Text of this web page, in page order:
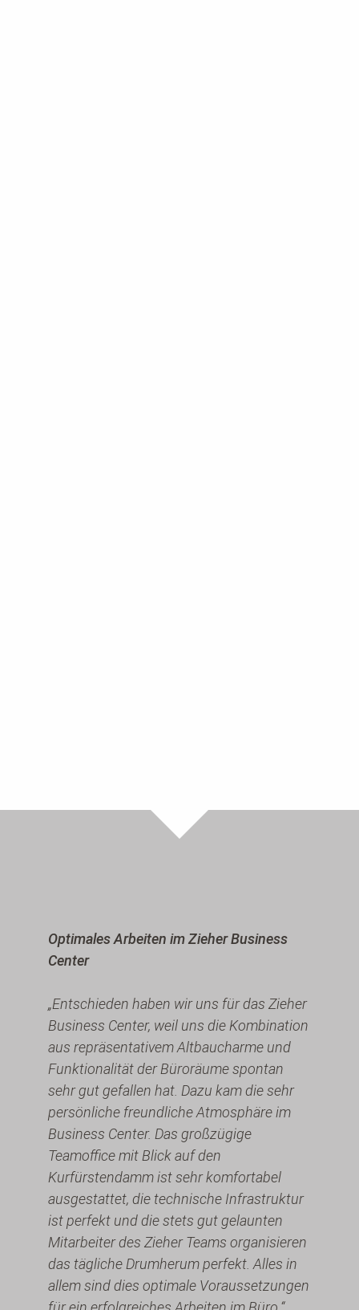
Optimales Arbeiten im Zieher Business
Center
„Entschieden haben wir uns für das Zieher
Business Center, weil uns die Kombination
aus repräsentativem Altbaucharme und
Funktionalität der Büroräume spontan
sehr gut gefallen hat. Dazu kam die sehr
persönliche freundliche Atmosphäre im
Business Center. Das großzügige
Teamoffice mit Blick auf den
Kurfürstendamm ist sehr komfortabel
ausgestattet, die technische Infrastruktur
ist perfekt und die stets gut gelaunten
Mitarbeiter des Zieher Teams organisieren
das tägliche Drumherum perfekt. Alles in
allem sind dies optimale Voraussetzungen